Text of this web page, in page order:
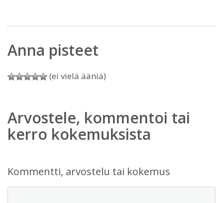
Anna pisteet
(ei vielä ääniä)
Arvostele, kommentoi tai
kerro kokemuksista
Kommentti, arvostelu tai kokemus